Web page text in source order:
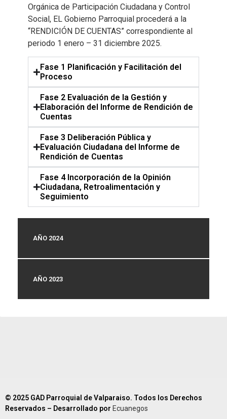
AÑO 2024
AÑO 2023
Orgánica de Participación Ciudadana y Control
Social, EL Gobierno Parroquial procederá a la
“RENDICIÓN DE CUENTAS” correspondiente al
periodo 1 enero – 31 diciembre 2025.
Fase 1 Planificación y Facilitación del
Proceso
Fase 2 Evaluación de la Gestión y
Elaboración del Informe de Rendición de
Cuentas
Fase 3 Deliberación Pública y
Evaluación Ciudadana del Informe de
Rendición de Cuentas
Fase 4 Incorporación de la Opinión
Ciudadana, Retroalimentación y
Seguimiento
© 2025 GAD Parroquial de Valparaiso. Todos los Derechos
Reservados – Desarrollado por Ecuanegos